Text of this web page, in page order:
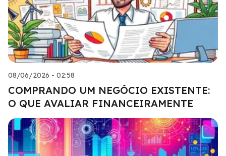
08/06/2026 - 02:58
COMPRANDO UM NEGÓCIO EXISTENTE:
O QUE AVALIAR FINANCEIRAMENTE